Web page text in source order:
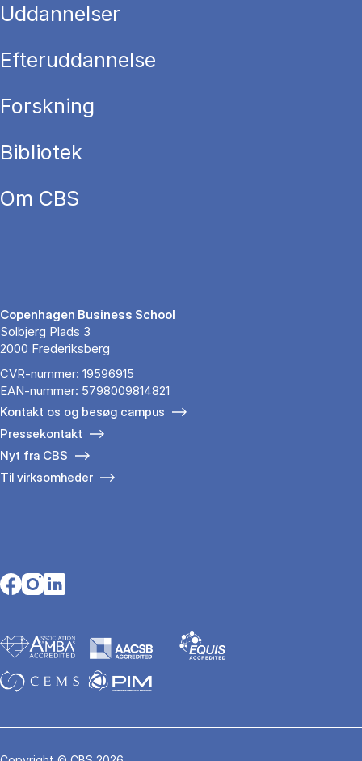
Uddannelser
Efteruddannelse
Forskning
Bibliotek
Om CBS
Copenhagen Business School
Solbjerg Plads 3
2000 Frederiksberg
CVR-nummer: 19596915
EAN-nummer: 5798009814821
Kontakt os og besøg campus
Pressekontakt
Nyt fra CBS
Til virksomheder
Opens in a new tab
Opens in a new tab
Opens in a new tab